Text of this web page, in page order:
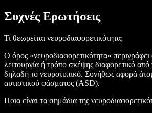
Συχνές Ερωτήσεις
Τι θεωρείται νευροδιαφορετικότητα;
Ο όρος «νευροδιαφορετικότητα»
λειτουργία ή τρόπο σκέψης διαφορετικό
δηλαδή το νευροτυπικό. Συνήθως αφορά
αυτιστικού φάσματος (ASD).
Ποια είναι τα σημάδια της